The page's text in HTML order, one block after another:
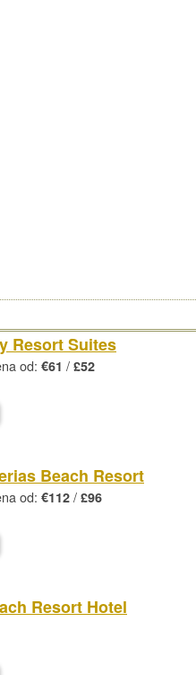
Resort Suites
od: €61 / £52
Beach Resort
od: €112 / £96
Resort Hotel